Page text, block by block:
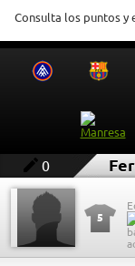
Consulta los puntos y
0
5